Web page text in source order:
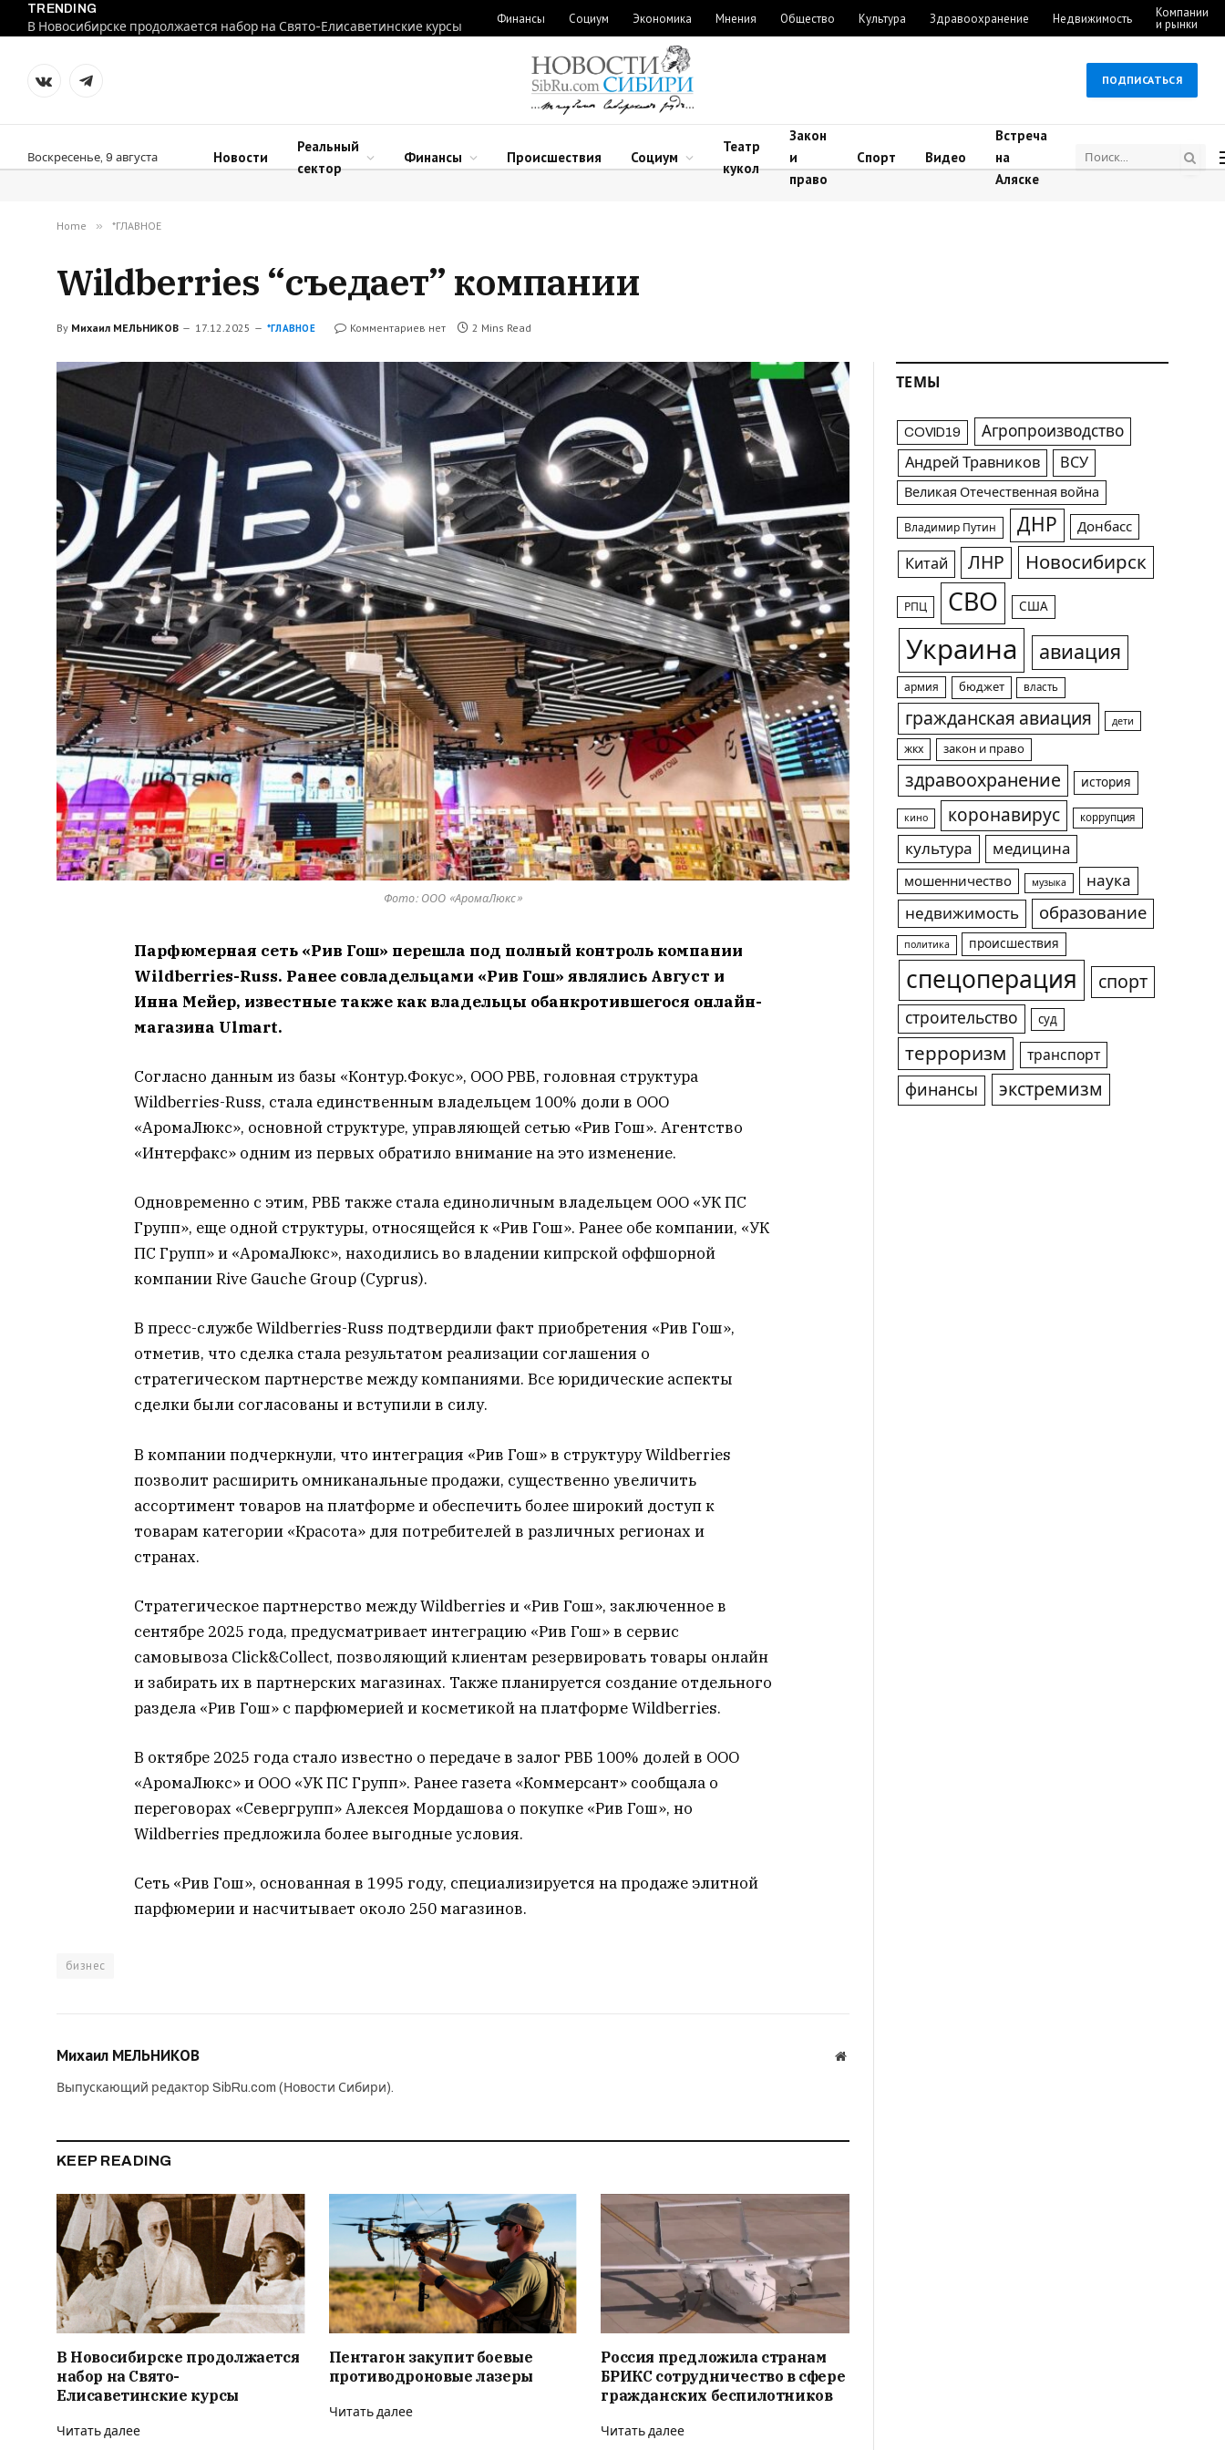
TRENDING
В Новосибирске продолжается набор на Свято-Елисаветинские курсы
Финансы Социум Экономика Мнения Общество Культура Здравоохранение Недвижимость Компании
и рынки
VKontakteTelegram
ПОДПИСАТЬСЯ
Воскресенье, 9 августа Новости
Реальный
сектор
Финансы Происшествия Социум
Театр
кукол
Закон
и
право
Спорт Видео
Встреча
на
Аляске
Home » *ГЛАВНОЕ
Wildberries “съедает” компании
By Михаил МЕЛЬНИКОВ 17.12.2025 *ГЛАВНОЕ Комментариев нет 2 Mins Read
Фото: ООО «АромаЛюкс»
Парфюмерная сеть «Рив Гош» перешла под полный контроль компании
Wildberries-Russ. Ранее совладельцами «Рив Гош» являлись Август и
Инна Мейер, известные также как владельцы обанкротившегося онлайн-
магазина Ulmart.
Согласно данным из базы «Контур.Фокус», ООО РВБ, головная структура
Wildberries-Russ, стала единственным владельцем 100% доли в ООО
«АромаЛюкс», основной структуре, управляющей сетью «Рив Гош». Агентство
«Интерфакс» одним из первых обратило внимание на это изменение.
Одновременно с этим, РВБ также стала единоличным владельцем ООО «УК ПС
Групп», еще одной структуры, относящейся к «Рив Гош». Ранее обе компании, «УК
ПС Групп» и «АромаЛюкс», находились во владении кипрской оффшорной
компании Rive Gauche Group (Cyprus).
В пресс-службе Wildberries-Russ подтвердили факт приобретения «Рив Гош»,
отметив, что сделка стала результатом реализации соглашения о
стратегическом партнерстве между компаниями. Все юридические аспекты
сделки были согласованы и вступили в силу.
В компании подчеркнули, что интеграция «Рив Гош» в структуру Wildberries
позволит расширить омниканальные продажи, существенно увеличить
ассортимент товаров на платформе и обеспечить более широкий доступ к
товарам категории «Красота» для потребителей в различных регионах и
странах.
Стратегическое партнерство между Wildberries и «Рив Гош», заключенное в
сентябре 2025 года, предусматривает интеграцию «Рив Гош» в сервис
самовывоза Click&Collect, позволяющий клиентам резервировать товары онлайн
и забирать их в партнерских магазинах. Также планируется создание отдельного
раздела «Рив Гош» с парфюмерией и косметикой на платформе Wildberries.
В октябре 2025 года стало известно о передаче в залог РВБ 100% долей в ООО
«АромаЛюкс» и ООО «УК ПС Групп». Ранее газета «Коммерсант» сообщала о
переговорах «Севергрупп» Алексея Мордашова о покупке «Рив Гош», но
Wildberries предложила более выгодные условия.
Сеть «Рив Гош», основанная в 1995 году, специализируется на продаже элитной
парфюмерии и насчитывает около 250 магазинов.
бизнес
Михаил МЕЛЬНИКОВ Website
Выпускающий редактор SibRu.com (Новости Сибири).
KEEP READING
В Новосибирске продолжается
набор на Свято-
Елисаветинские курсы
Читать далее
Пентагон закупит боевые
противодроновые лазеры
Читать далее
Россия предложила странам
БРИКС сотрудничество в сфере
гражданских беспилотников
Читать далее
ТЕМЫ
COVID19 Агропроизводство
Андрей Травников ВСУ
Великая Отечественная война
Владимир Путин ДНР Донбасс
Китай ЛНР Новосибирск
РПЦ СВО США
Украина авиация
армия бюджет власть
гражданская авиация дети
жкх закон и право
здравоохранение история
кино коронавирус коррупция
культура медицина
мошенничество музыка
наука
недвижимость
образование
политика происшествия
спецоперация спорт
строительство суд
терроризм транспорт
финансы экстремизм